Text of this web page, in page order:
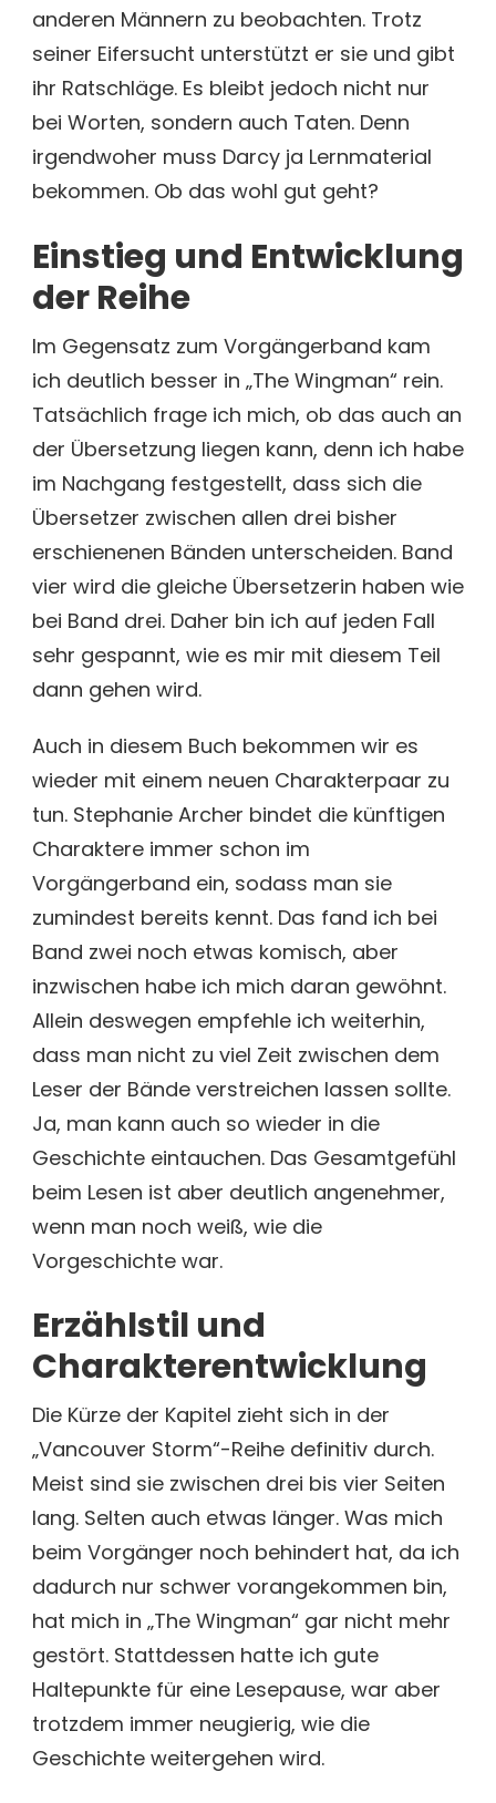
anderen Männern zu beobachten. Trotz
seiner Eifersucht unterstützt er sie und gibt
ihr Ratschläge. Es bleibt jedoch nicht nur
bei Worten, sondern auch Taten. Denn
irgendwoher muss Darcy ja Lernmaterial
bekommen. Ob das wohl gut geht?
Einstieg und Entwicklung
der Reihe
Im Gegensatz zum Vorgängerband kam
ich deutlich besser in „The Wingman“ rein.
Tatsächlich frage ich mich, ob das auch an
der Übersetzung liegen kann, denn ich habe
im Nachgang festgestellt, dass sich die
Übersetzer zwischen allen drei bisher
erschienenen Bänden unterscheiden. Band
vier wird die gleiche Übersetzerin haben wie
bei Band drei. Daher bin ich auf jeden Fall
sehr gespannt, wie es mir mit diesem Teil
dann gehen wird.
Auch in diesem Buch bekommen wir es
wieder mit einem neuen Charakterpaar zu
tun. Stephanie Archer bindet die künftigen
Charaktere immer schon im
Vorgängerband ein, sodass man sie
zumindest bereits kennt. Das fand ich bei
Band zwei noch etwas komisch, aber
inzwischen habe ich mich daran gewöhnt.
Allein deswegen empfehle ich weiterhin,
dass man nicht zu viel Zeit zwischen dem
Leser der Bände verstreichen lassen sollte.
Ja, man kann auch so wieder in die
Geschichte eintauchen. Das Gesamtgefühl
beim Lesen ist aber deutlich angenehmer,
wenn man noch weiß, wie die
Vorgeschichte war.
Erzählstil und
Charakterentwicklung
Die Kürze der Kapitel zieht sich in der
„Vancouver Storm“-Reihe definitiv durch.
Meist sind sie zwischen drei bis vier Seiten
lang. Selten auch etwas länger. Was mich
beim Vorgänger noch behindert hat, da ich
dadurch nur schwer vorangekommen bin,
hat mich in „The Wingman“ gar nicht mehr
gestört. Stattdessen hatte ich gute
Haltepunkte für eine Lesepause, war aber
trotzdem immer neugierig, wie die
Geschichte weitergehen wird.